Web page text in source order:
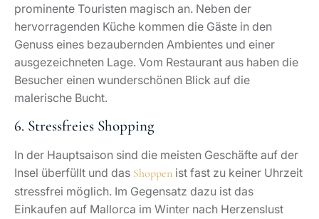
prominente Touristen magisch an. Neben der
hervorragenden Küche kommen die Gäste in den
Genuss eines bezaubernden Ambientes und einer
ausgezeichneten Lage. Vom Restaurant aus haben die
Besucher einen wunderschönen Blick auf die
malerische Bucht.
6. Stressfreies Shopping
In der Hauptsaison sind die meisten Geschäfte auf der
Insel überfüllt und das Shoppen ist fast zu keiner Uhrzeit
stressfrei möglich. Im Gegensatz dazu ist das
Einkaufen auf Mallorca im Winter nach Herzenslust